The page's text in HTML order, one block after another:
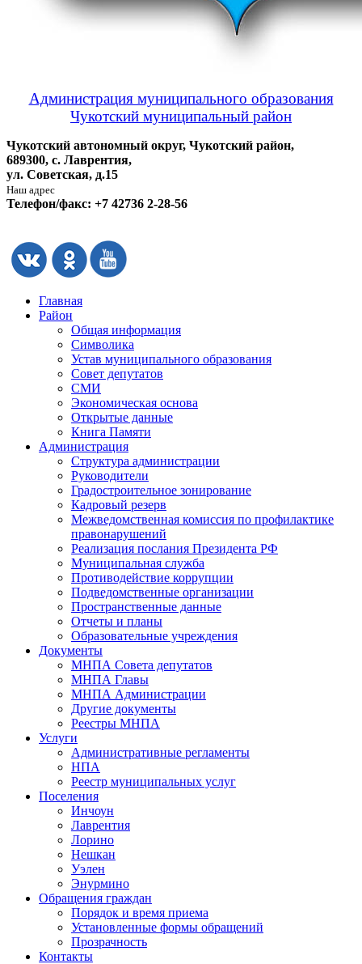
Администрация муниципального образования
Чукотский муниципальный район
Чукотский автономный округ, Чукотский район,
689300, с. Лаврентия,
ул. Советская, д.15
Наш адрес
Телефон/факс: +7 42736 2-28-56
Главная
Район
Общая информация
Символика
Устав муниципального образования
Совет депутатов
СМИ
Экономическая основа
Открытые данные
Книга Памяти
Администрация
Структура администрации
Руководители
Градостроительное зонирование
Кадровый резерв
Межведомственная комиссия по профилактике
правонарушений
Реализация послания Президента РФ
Муниципальная служба
Противодействие коррупции
Подведомственные организации
Пространственные данные
Отчеты и планы
Образовательные учреждения
Документы
МНПА Совета депутатов
МНПА Главы
МНПА Администрации
Другие документы
Реестры МНПА
Услуги
Административные регламенты
НПА
Реестр муниципальных услуг
Поселения
Инчоун
Лаврентия
Лорино
Нешкан
Уэлен
Энурмино
Обращения граждан
Порядок и время приема
Установленные формы обращений
Прозрачность
Контакты